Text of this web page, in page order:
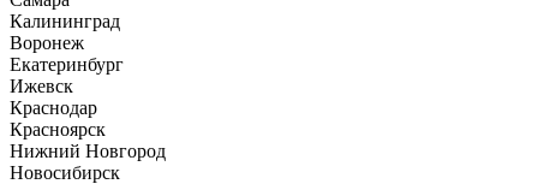
Калининград
Воронеж
Екатеринбург
Ижевск
Краснодар
Красноярск
Нижний Новгород
Новосибирск